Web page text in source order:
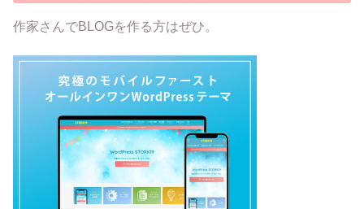
作家さんでBLOGを作る方はぜひ。